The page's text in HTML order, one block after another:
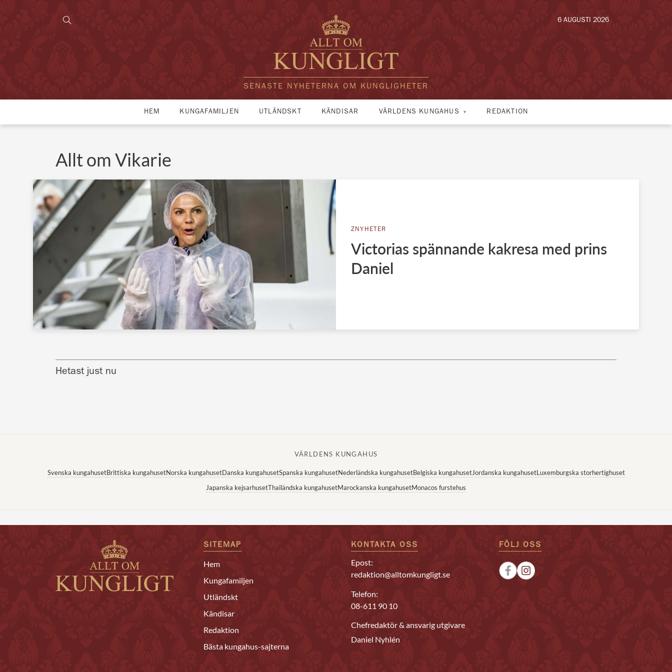
SENASTE NYHETERNA OM KUNGLIGHETER
6 AUGUSTI 2026
HEM KUNGAFAMILJEN UTLÄNDSKT KÄNDISAR VÄRLDENS KUNGAHUS REDAKTION
Allt om Vikarie
ZNYHETER
Victorias spännande kakresa med prins
Daniel
Hetast just nu
VÄRLDENS KUNGAHUS
Svenska kungahusetBrittiska kungahusetNorska kungahusetDanska kungahusetSpanska kungahusetNederländska kungahusetBelgiska kungahusetJordanska kungahusetLuxemburgska storhertighuset
Japanska kejsarhusetThailändska kungahusetMarockanska kungahusetMonacos furstehus
SITEMAP
Hem
Kungafamiljen
Utländskt
Kändisar
Redaktion
Bästa kungahus-sajterna
KONTAKTA OSS
Epost:
redaktion@alltomkungligt.se
Telefon:
08-611 90 10
Chefredaktör & ansvarig utgivare
Daniel Nyhlén
FÖLJ OSS